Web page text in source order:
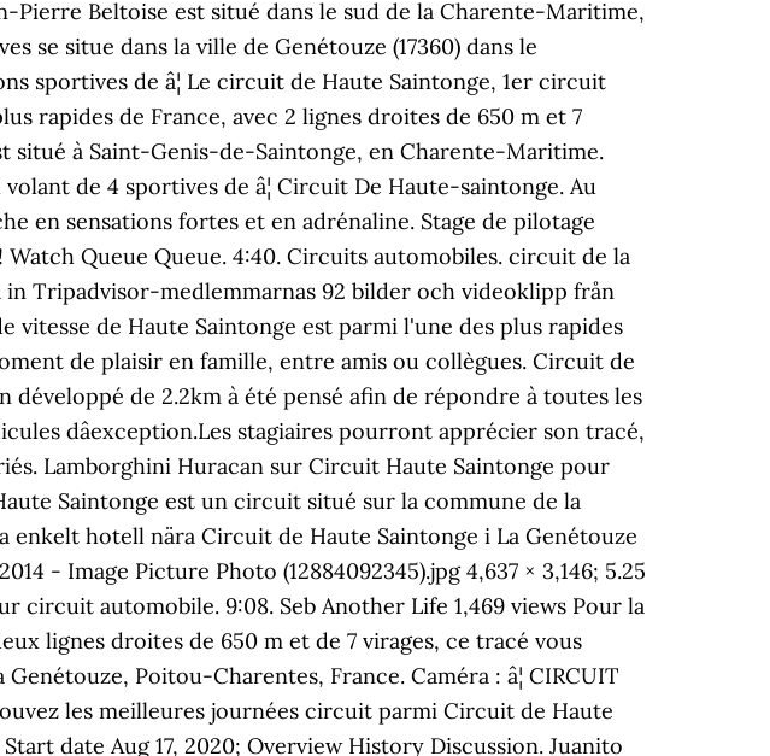
Pierre Beltoise est situé dans le sud de la Charente-Maritime,
se situe dans la ville de Genétouze (17360) dans le
sportives de â¦ Le circuit de Haute Saintonge, 1er circuit
rapides de France, avec 2 lignes droites de 650 m et 7
situé à Saint-Genis-de-Saintonge, en Charente-Maritime.
de 4 sportives de â¦ Circuit De Haute-saintonge. Au
en sensations fortes et en adrénaline. Stage de pilotage
Watch Queue Queue. 4:40. Circuits automobiles. circuit de la
Tripadvisor-medlemmarnas 92 bilder och videoklipp från
vitesse de Haute Saintonge est parmi l'une des plus rapides
de plaisir en famille, entre amis ou collègues. Circuit de
développé de 2.2km à été pensé afin de répondre à toutes les
dâexception.Les stagiaires pourront apprécier son tracé,
Lamborghini Huracan sur Circuit Haute Saintonge pour
Saintonge est un circuit situé sur la commune de la
hotell nära Circuit de Haute Saintonge i La Genétouze
- Image Picture Photo (12884092345).jpg 4,637 × 3,146; 5.25
circuit automobile. 9:08. Seb Another Life 1,469 views Pour la
lignes droites de 650 m et de 7 virages, ce tracé vous
Poitou-Charentes, France. Caméra : â¦ CIRCUIT
les meilleures journées circuit parmi Circuit de Haute
date Aug 17, 2020; Overview History Discussion. Juanito